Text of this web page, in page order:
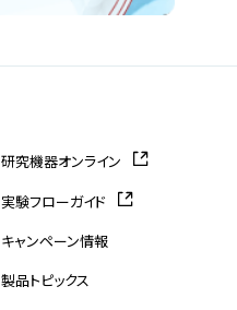
研究機器オンライン
実験フローガイド
キャンペーン情報
製品トピックス